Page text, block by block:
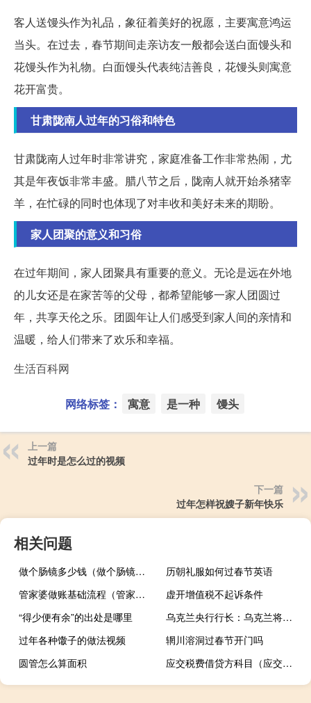
客人送馒头作为礼品，象征着美好的祝愿，主要寓意鸿运
当头。在过去，春节期间走亲访友一般都会送白面馒头和
花馒头作为礼物。白面馒头代表纯洁善良，花馒头则寓意
花开富贵。
甘肃陇南人过年的习俗和特色
甘肃陇南人过年时非常讲究，家庭准备工作非常热闹，尤
其是年夜饭非常丰盛。腊八节之后，陇南人就开始杀猪宰
羊，在忙碌的同时也体现了对丰收和美好未来的期盼。
家人团聚的意义和习俗
在过年期间，家人团聚具有重要的意义。无论是远在外地
的儿女还是在家苦等的父母，都希望能够一家人团圆过
年，共享天伦之乐。团圆年让人们感受到家人间的亲情和
温暖，给人们带来了欢乐和幸福。
生活百科网
网络标签： 寓意 是一种 馒头
上一篇
过年时是怎么过的视频
下一篇
过年怎样祝嫂子新年快乐
相关问题
做个肠镜多少钱（做个肠镜多少钱）
历朝礼服如何过春节英语
管家婆做账基础流程（管家婆做账流程）
虚开增值税不起诉条件
“得少便有余”的出处是哪里
乌克兰央行行长：乌克兰将逐步实现完全灵活的格里夫纳央行将在外汇市场上“有力地”采取行动
过年各种馓子的做法视频
辋川溶洞过春节开门吗
圆管怎么算面积
应交税费借贷方科目（应交税费借贷方各表示的是什么）